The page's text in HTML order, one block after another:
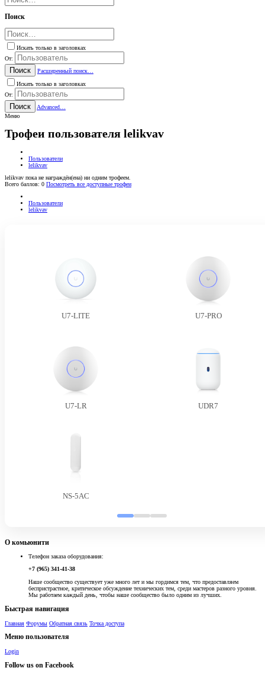
Поиск
Искать только в заголовках
От:
Поиск
Расширенный поиск…
Искать только в заголовках
От:
Поиск
Advanced…
Меню
Трофеи пользователя lelikvav
Пользователи
lelikvav
lelikvav пока не награждён(ена) ни одним трофеем.
Всего баллов: 0 Посмотреть все доступные трофеи
Пользователи
lelikvav
U7-LITE U7-PRO
U7-LR UDR7
NS-5AC
О комьюнити
Телефон заказа оборудования:
+7 (965) 341-41-38
Наше сообщество существует уже много лет и мы гордимся тем, что предоставляем
беспристрастное, критическое обсуждение технических тем, среди мастеров разного уровня.
Мы работаем каждый день, чтобы наше сообщество было одним из лучших.
Быстрая навигация
Главная Форумы Обратная связь Точка доступа
Меню пользователя
Login
Follow us on Facebook